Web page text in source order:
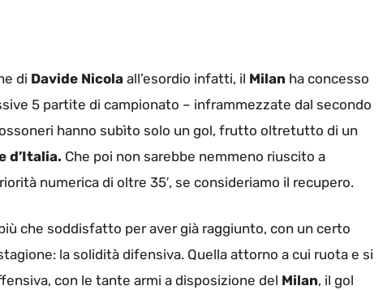
di Davide Nicola all’esordio infatti, il Milan ha concesso
5 partite di campionato – inframmezzate dal secondo
hanno subìto solo un gol, frutto oltretutto di un
d’Italia. Che poi non sarebbe nemmeno riuscito a
numerica di oltre 35′, se consideriamo il recupero.
che soddisfatto per aver già raggiunto, con un certo
la solidità difensiva. Quella attorno a cui ruota e si
con le tante armi a disposizione del Milan, il gol